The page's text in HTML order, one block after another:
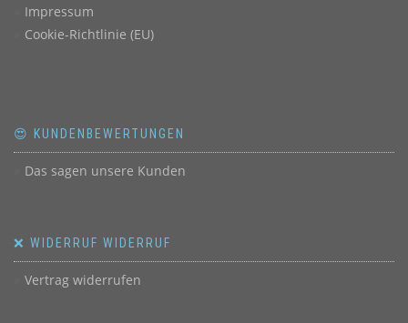
Impressum
Cookie-Richtlinie (EU)
😍 KUNDENBEWERTUNGEN
Das sagen unsere Kunden
❌ WIDERRUF WIDERRUF
Vertrag widerrufen